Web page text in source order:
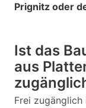
Prignitz oder
Ist das
aus
Frei